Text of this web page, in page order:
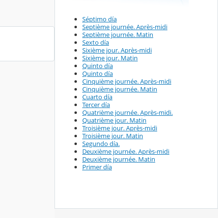
Séptimo día
Septième journée. Après-midi
Septième journée. Matin
Sexto día
Sixième jour. Après-midi
Sixième jour. Matin
Quinto día
Quinto día
Cinquième journée. Après-midi
Cinquième journée. Matin
Cuarto día
Tercer día
Quatrième journée. Après-midi.
Quatrième jour. Matin
Troisième jour. Après-midi
Troisième jour. Matin
Segundo día.
Deuxième journée. Après-midi
Deuxième journée. Matin
Primer día